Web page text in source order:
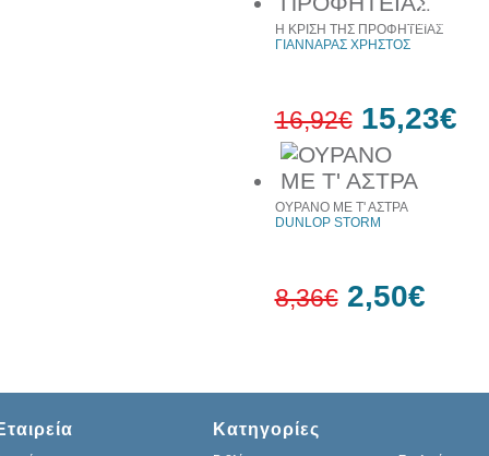
20%
έκπτωση
10%
Η ΚΡΙΣΗ ΤΗΣ ΠΡΟΦΗΤΕΙΑΣ
ΓΙΑΝΝΑΡΑΣ ΧΡΗΣΤΟΣ
16,92€ 15,23€
ΟΥΡΑΝΟ ΜΕ Τ' ΑΣΤΡΑ
DUNLOP STORM
8,36€ 2,50€
Κατηγορίες